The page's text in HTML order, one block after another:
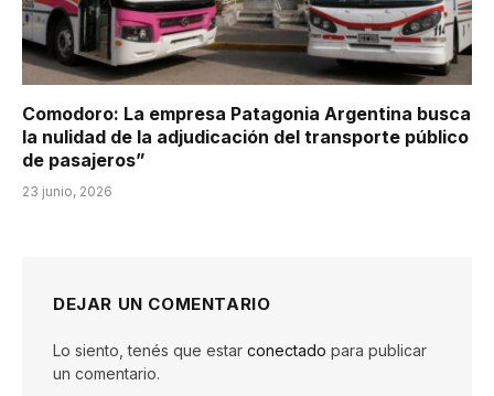
Comodoro: La empresa Patagonia Argentina busca
la nulidad de la adjudicación del transporte público
de pasajeros”
23 junio, 2026
DEJAR UN COMENTARIO
Lo siento, tenés que estar conectado para publicar
un comentario.